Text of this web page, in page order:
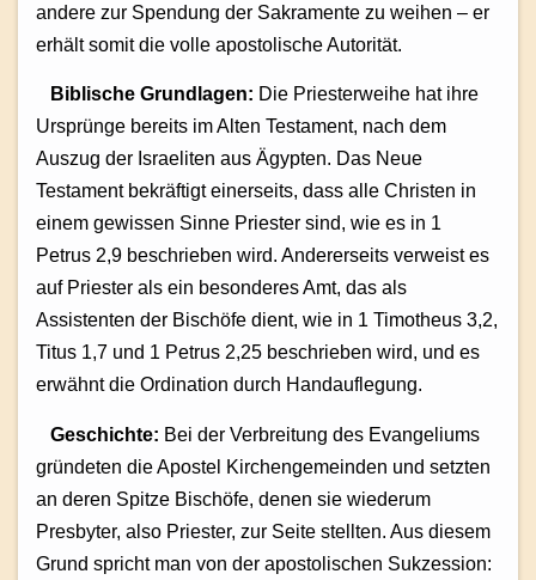
andere zur Spendung der Sakramente zu weihen – er
erhält somit die volle apostolische Autorität.
Biblische Grundlagen: Die Priesterweihe hat ihre
Ursprünge bereits im Alten Testament, nach dem
Auszug der Israeliten aus Ägypten. Das Neue
Testament bekräftigt einerseits, dass alle Christen in
einem gewissen Sinne Priester sind, wie es in 1
Petrus 2,9 beschrieben wird. Andererseits verweist es
auf Priester als ein besonderes Amt, das als
Assistenten der Bischöfe dient, wie in 1 Timotheus 3,2,
Titus 1,7 und 1 Petrus 2,25 beschrieben wird, und es
erwähnt die Ordination durch Handauflegung.
Geschichte: Bei der Verbreitung des Evangeliums
gründeten die Apostel Kirchengemeinden und setzten
an deren Spitze Bischöfe, denen sie wiederum
Presbyter, also Priester, zur Seite stellten. Aus diesem
Grund spricht man von der apostolischen Sukzession: